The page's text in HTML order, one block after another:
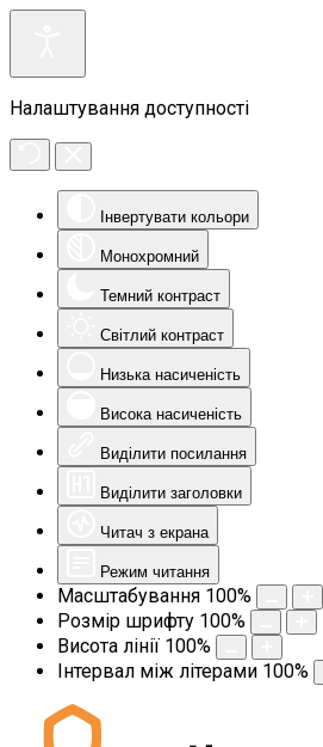
Налаштування доступності
Інвертувати кольори
Монохромний
Темний контраст
Світлий контраст
Низька насиченість
Висока насиченість
Виділити посилання
Виділити заголовки
Читач з екрана
Режим читання
Масштабування 100%
Розмір шрифту 100%
Висота лінії 100%
Інтервал між літерами 100%